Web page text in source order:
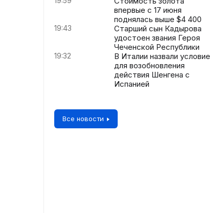
впервые с 17 июня
поднялась выше $4 400
19:43
Старший сын Кадырова
удостоен звания Героя
Чеченской Республики
19:32
В Италии назвали условие
для возобновления
действия Шенгена с
Испанией
Все новости